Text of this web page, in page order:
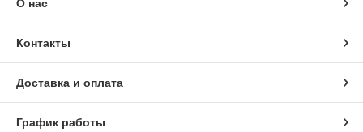
О нас
Контакты
Доставка и оплата
График работы